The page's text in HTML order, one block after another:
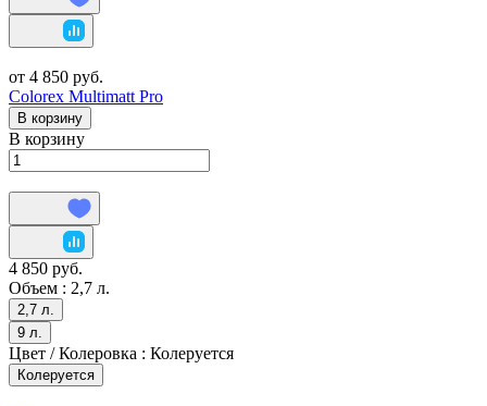
от 4 850 руб.
Colorex Multimatt Pro
В корзину
В корзину
4 850 руб.
Объем : 2,7 л.
2,7 л.
9 л.
Цвет / Колеровка : Колеруется
Колеруется